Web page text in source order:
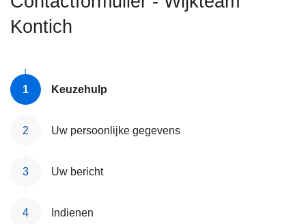
Kontich
Keuzehulp
Uw persoonlijke gegevens
Uw bericht
Indienen